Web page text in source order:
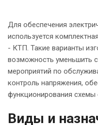
Для обеспечения
используется
- КТП. Такие варианты
возможность уменьшить
мероприятий по
контроль напряжения,
функционирования схемы
Виды и